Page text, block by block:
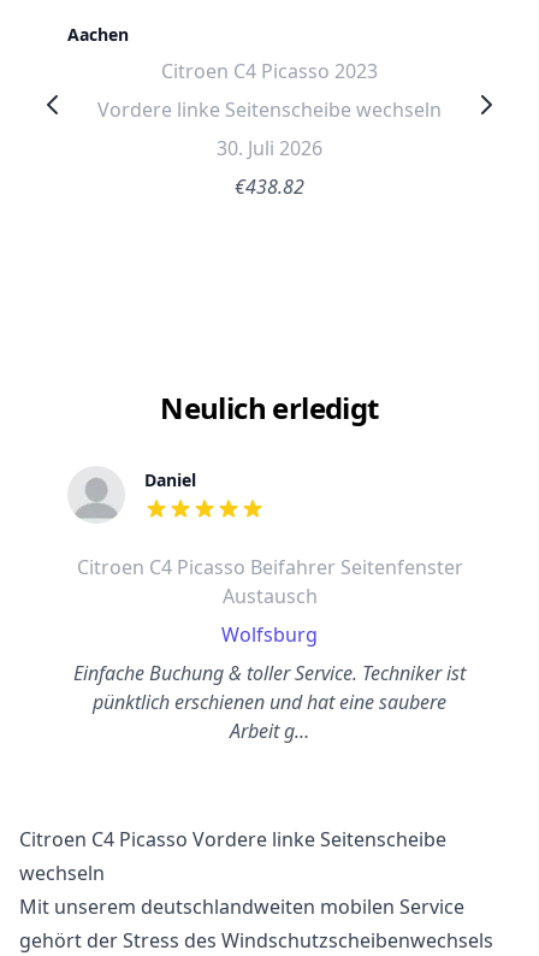
Aachen
Citroen C4 Picasso 2023
Vordere linke Seitenscheibe wechseln
30. Juli 2026
€438.82
Neulich erledigt
Daniel
out of 5 stars
Citroen C4 Picasso Beifahrer Seitenfenster
Austausch
Wolfsburg
Einfache Buchung & toller Service. Techniker ist
pünktlich erschienen und hat eine saubere
Arbeit g…
Citroen C4 Picasso Vordere linke Seitenscheibe
wechseln
Mit unserem deutschlandweiten mobilen Service
gehört der Stress des Windschutzscheibenwechsels